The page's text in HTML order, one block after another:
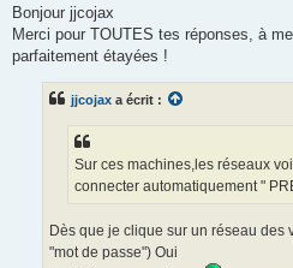
s
a
g
Bonjour jjcojax
Merci pour TOUTES tes réponses, à
parfaitement étayées !
jjcojax a écrit :
Sur ces machines,les réseaux
connecter automatiquement "
Dès que je clique sur un réseau des
"mot de passe") Oui